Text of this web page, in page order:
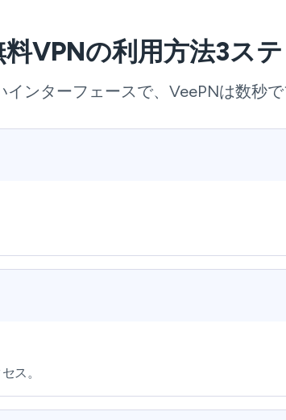
VPNの利用方法3ス
ンターフェースで、VeePNは数秒
ス。